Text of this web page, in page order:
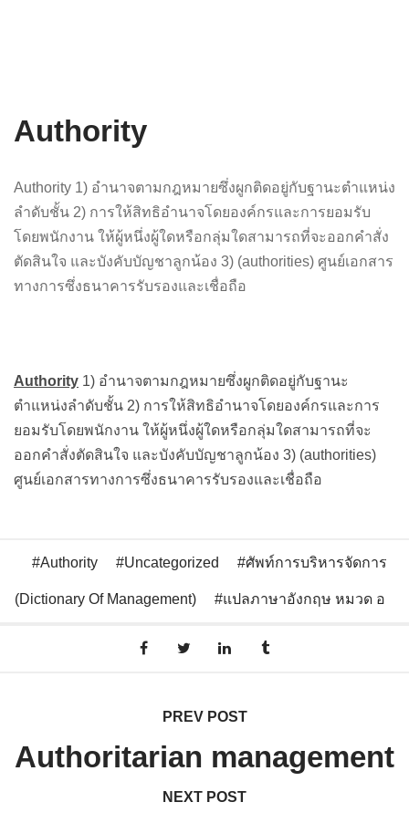
Authority
Authority 1) อำนาจตามกฎหมายซึ่งผูกติดอยู่กับฐานะตำแหน่ง
ลำดับชั้น 2) การให้สิทธิอำนาจโดยองค์กรและการยอมรับ
โดยพนักงาน ให้ผู้หนึ่งผู้ใดหรือกลุ่มใดสามารถที่จะออกคำสั่ง
ตัดสินใจ และบังคับบัญชาลูกน้อง 3) (authorities) ศูนย์เอกสาร
ทางการซึ่งธนาคารรับรองและเชื่อถือ
Authority 1) อำนาจตามกฎหมายซึ่งผูกติดอยู่กับฐานะ
ตำแหน่งลำดับชั้น 2) การให้สิทธิอำนาจโดยองค์กรและการ
ยอมรับโดยพนักงาน ให้ผู้หนึ่งผู้ใดหรือกลุ่มใดสามารถที่จะ
ออกคำสั่งตัดสินใจ และบังคับบัญชาลูกน้อง 3) (authorities)
ศูนย์เอกสารทางการซึ่งธนาคารรับรองและเชื่อถือ
Authority Uncategorized ศัพท์การบริหารจัดการ
(Dictionary Of Management) แปลภาษาอังกฤษ หมวด อ
PREV POST
Authoritarian management
NEXT POST